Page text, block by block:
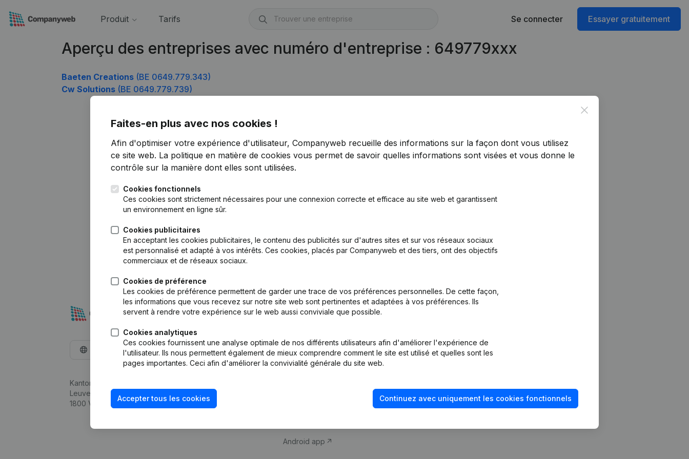
Produit Tarifs Se connecter Essayer gratuitement
Aperçu des entreprises avec numéro d'entreprise : 649779xxx
Baeten Creations (BE 0649.779.343)
Cw Solutions (BE 0649.779.739)
Close
Faites-en plus avec nos cookies !
Afin d'optimiser votre expérience d'utilisateur, Companyweb recueille des informations sur la façon dont vous utilisez
ce site web. La politique en matière de cookies vous permet de savoir quelles informations sont visées et vous donne le
contrôle sur la manière dont elles sont utilisées.
Cookies fonctionnels
Ces cookies sont strictement nécessaires pour une connexion correcte et efficace au site web et garantissent
un environnement en ligne sûr.
Cookies publicitaires
En acceptant les cookies publicitaires, le contenu des publicités sur d'autres sites et sur vos réseaux sociaux
est personnalisé et adapté à vos intérêts. Ces cookies, placés par Companyweb et des tiers, ont des objectifs
commerciaux et de réseaux sociaux.
Cookies de préférence
Les cookies de préférence permettent de garder une trace de vos préférences personnelles. De cette façon,
les informations que vous recevez sur notre site web sont pertinentes et adaptées à vos préférences. Ils
servent à rendre votre expérience sur le web aussi conviviale que possible.
Cookies analytiques
Ces cookies fournissent une analyse optimale de nos différents utilisateurs afin d'améliorer l'expérience de
l'utilisateur. Ils nous permettent également de mieux comprendre comment le site est utilisé et quelles sont les
pages importantes. Ceci afin d'améliorer la convivialité générale du site web.
Accepter tous les cookies Continuez avec uniquement les cookies fonctionnels
Français
Kantorenpark Everest
Leuvensesteenweg 248D,
1800 Vilvoorde
Produit
d’entreprise
Monitoring
Android app
fraude
Consulter des comptes annuels
Vérification de la solvabilité